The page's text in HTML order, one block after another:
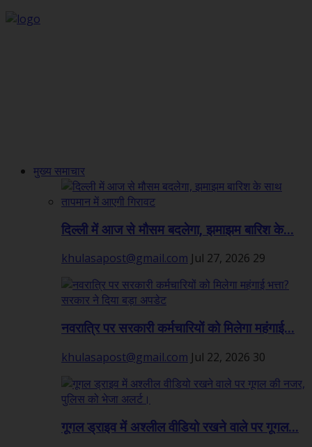
मुख्य समाचार
दिल्ली में आज से मौसम बदलेगा, झमाझम बारिश के...
khulasapost@gmail.com Jul 27, 2026 29
नवरात्रि पर सरकारी कर्मचारियों को मिलेगा महंगाई...
khulasapost@gmail.com Jul 22, 2026 30
गूगल ड्राइव में अश्लील वीडियो रखने वाले पर गूगल...